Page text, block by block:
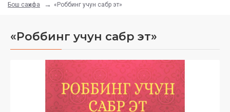
Бош саҳифа «Роббинг учун сабр эт»
«Роббинг учун сабр эт»